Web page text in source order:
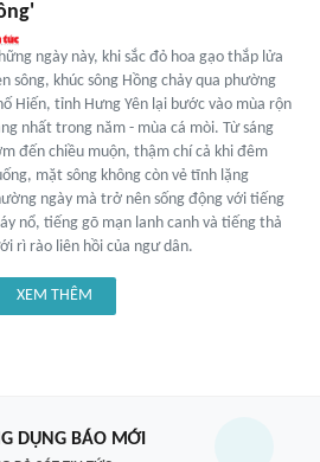
ngày này, khi sắc đỏ hoa gạo thắp lửa
sông, khúc sông Hồng chảy qua phường
Hiến, tỉnh Hưng Yên lại bước vào mùa rộn
nhất trong năm - mùa cá mòi. Từ sáng
đến chiều muộn, thậm chí cả khi đêm
mặt sông không còn vẻ tĩnh lặng
ngày mà trở nên sống động với tiếng
nổ, tiếng gõ mạn lanh canh và tiếng thả
rì rào liên hồi của ngư dân.
XEM THÊM
DỤNG BÁO MỚI